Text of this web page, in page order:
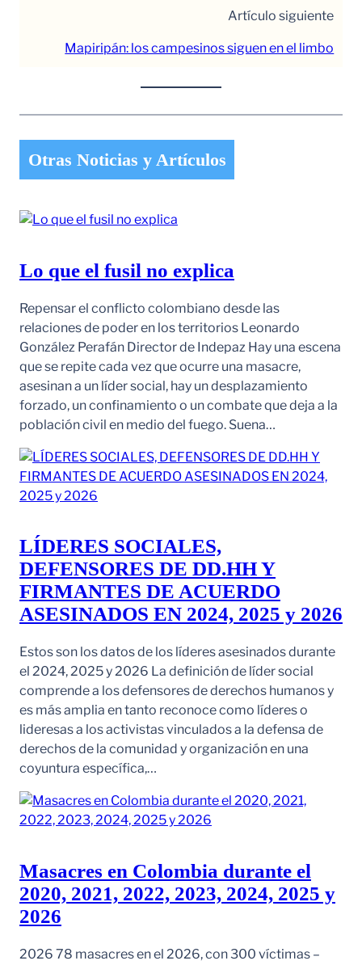
Artículo siguiente
Mapiripán: los campesinos siguen en el limbo
Otras Noticias y Artículos
Lo que el fusil no explica
Repensar el conflicto colombiano desde las
relaciones de poder en los territorios Leonardo
González Perafán Director de Indepaz Hay una escena
que se repite cada vez que ocurre una masacre,
asesinan a un líder social, hay un desplazamiento
forzado, un confinamiento o un combate que deja a la
población civil en medio del fuego. Suena…
LÍDERES SOCIALES,
DEFENSORES DE DD.HH Y
FIRMANTES DE ACUERDO
ASESINADOS EN 2024, 2025 y 2026
Estos son los datos de los líderes asesinados durante
el 2024, 2025 y 2026 La definición de líder social
comprende a los defensores de derechos humanos y
es más amplia en tanto reconoce como líderes o
lideresas a los activistas vinculados a la defensa de
derechos de la comunidad y organización en una
coyuntura específica,…
Masacres en Colombia durante el
2020, 2021, 2022, 2023, 2024, 2025 y
2026
2026 78 masacres en el 2026, con 300 víctimas –